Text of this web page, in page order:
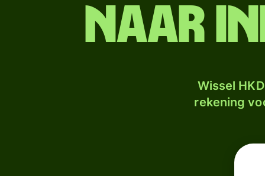
naar
Wissel
rekening